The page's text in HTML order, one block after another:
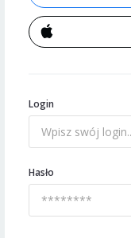
Login
Hasło